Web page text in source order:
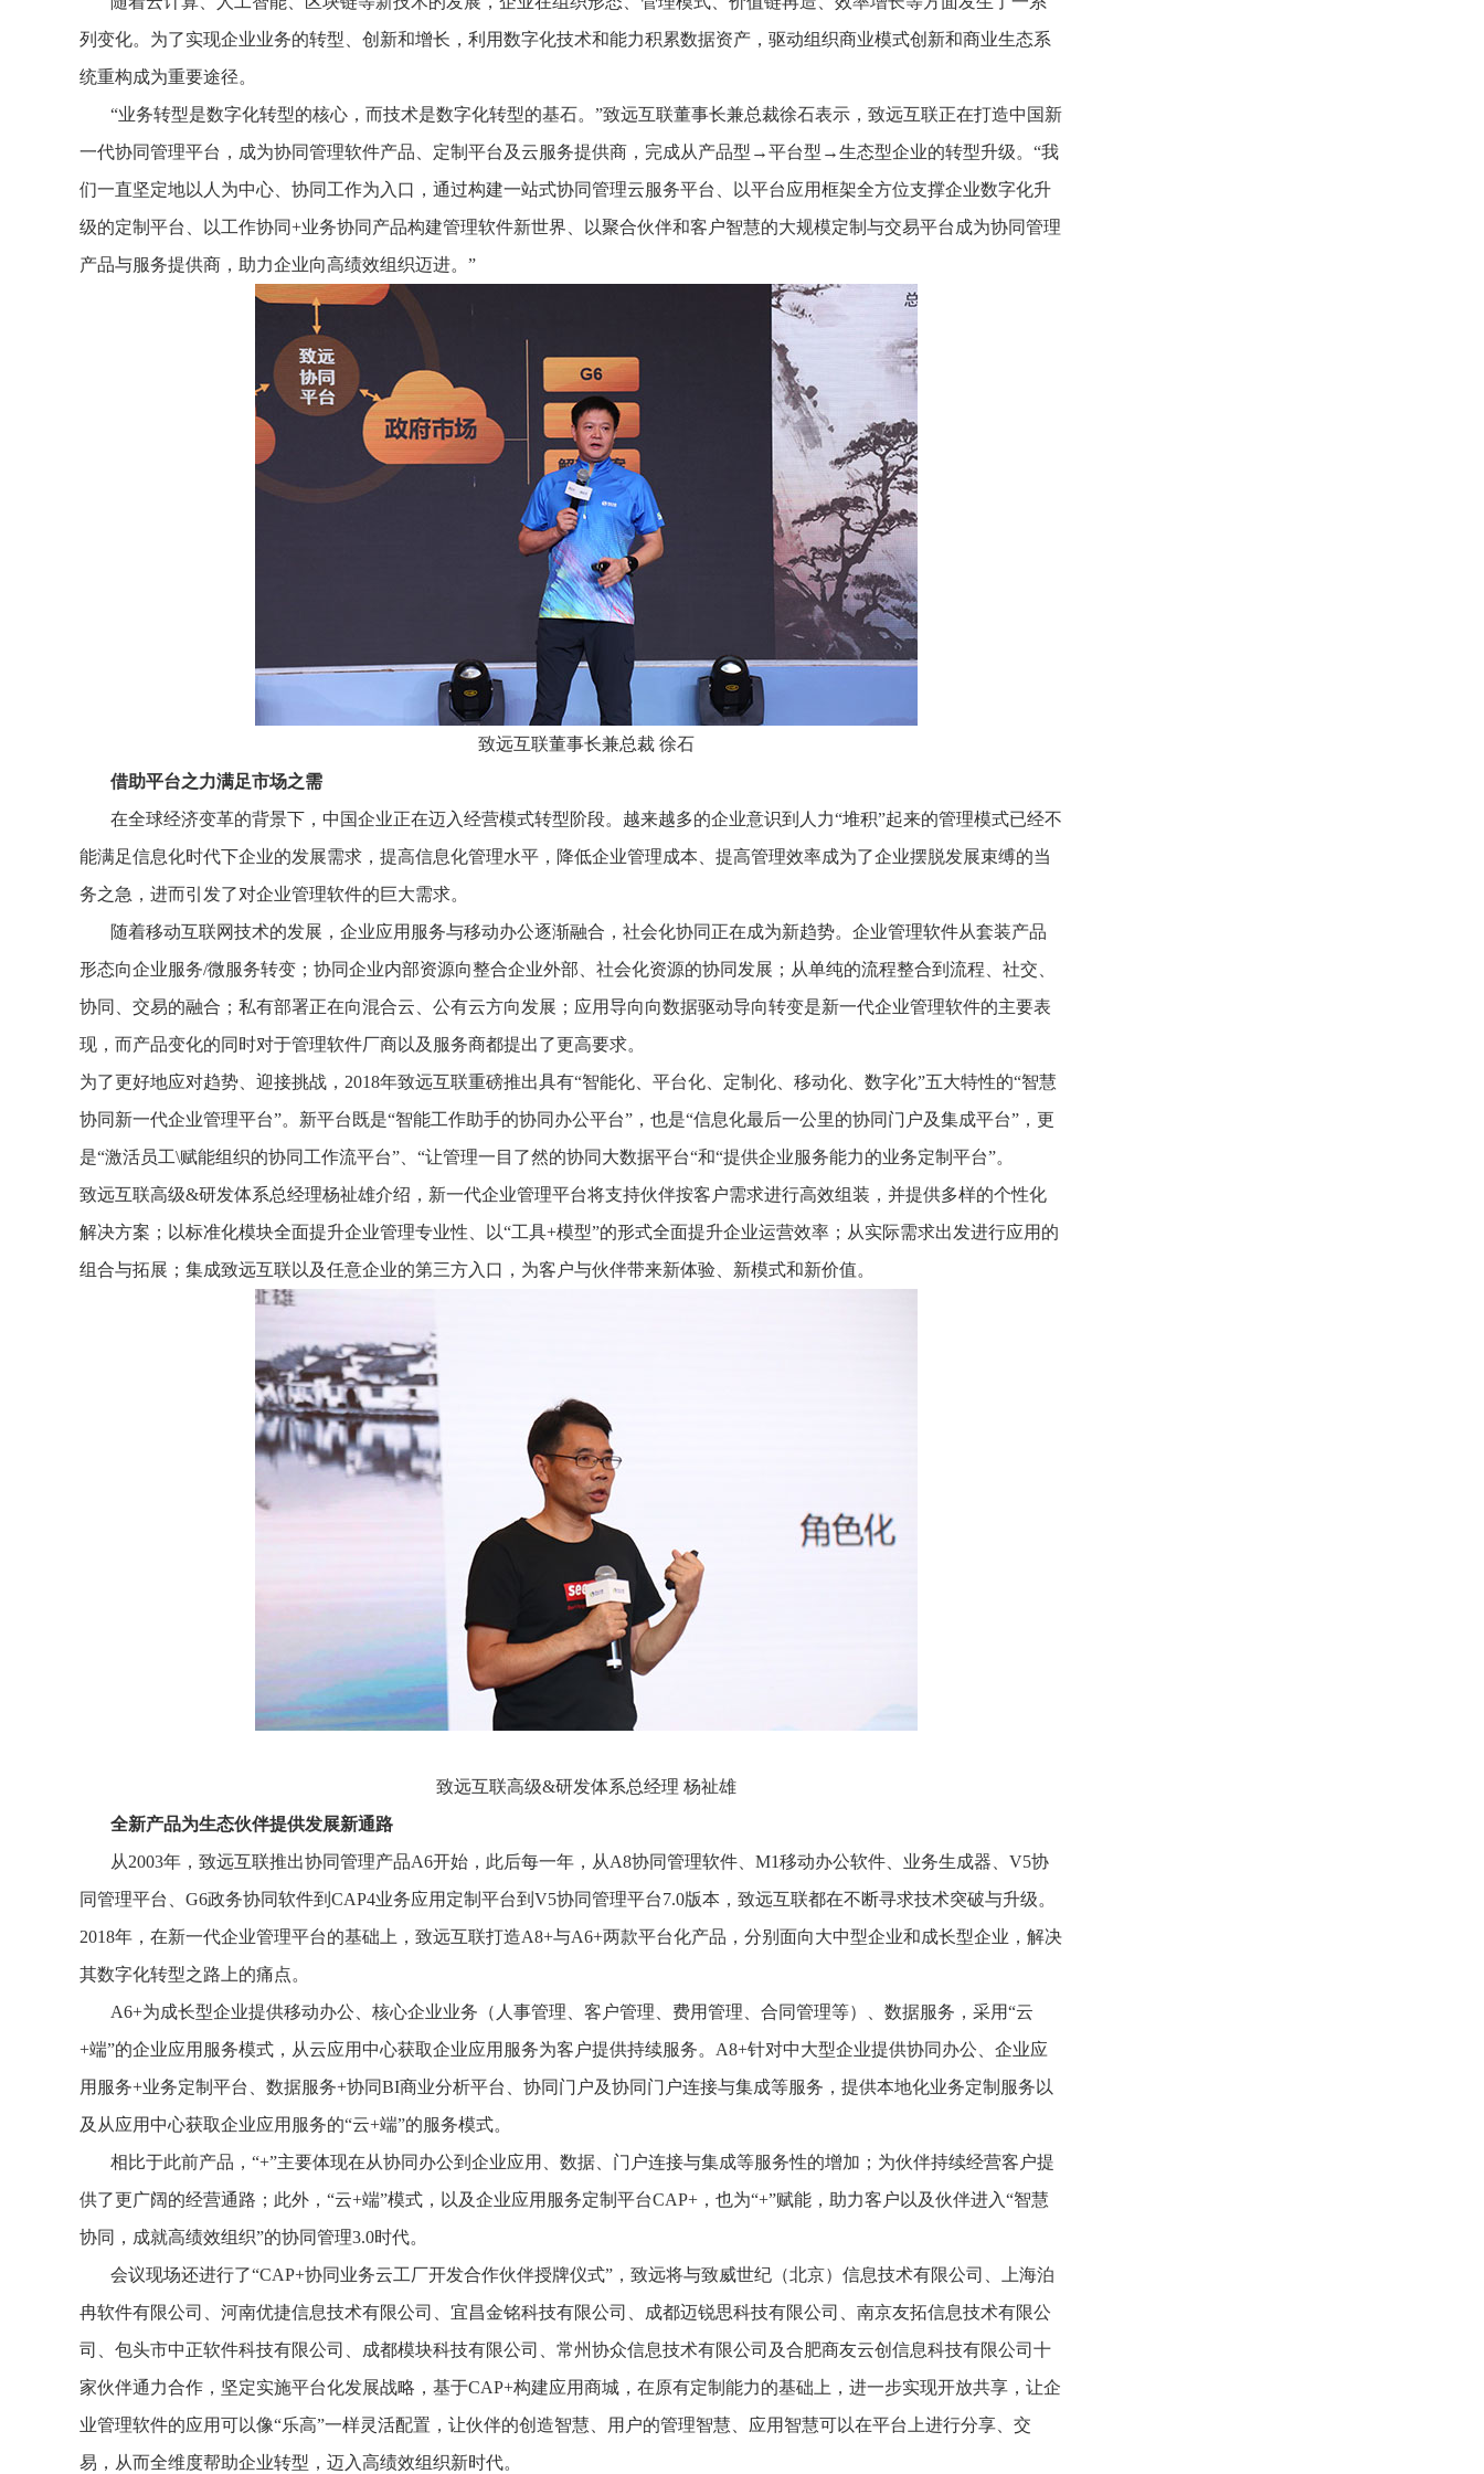
列变化。为了实现企业业务的转型、创新和增长，利用数字化技术和能力积累数据资产，驱动组织商业模式创新和商业生态系
统重构成为重要途径。
“业务转型是数字化转型的核心，而技术是数字化转型的基石。”致远互联董事长兼总裁徐石表示，致远互联正在打造中国新
一代协同管理平台，成为协同管理软件产品、定制平台及云服务提供商，完成从产品型→平台型→生态型企业的转型升级。“我
们一直坚定地以人为中心、协同工作为入口，通过构建一站式协同管理云服务平台、以平台应用框架全方位支撑企业数字化升
级的定制平台、以工作协同+业务协同产品构建管理软件新世界、以聚合伙伴和客户智慧的大规模定制与交易平台成为协同管理
产品与服务提供商，助力企业向高绩效组织迈进。”
致远互联董事长兼总裁 徐石
借助平台之力满足市场之需
在全球经济变革的背景下，中国企业正在迈入经营模式转型阶段。越来越多的企业意识到人力“堆积”起来的管理模式已经不
能满足信息化时代下企业的发展需求，提高信息化管理水平，降低企业管理成本、提高管理效率成为了企业摆脱发展束缚的当
务之急，进而引发了对企业管理软件的巨大需求。
随着移动互联网技术的发展，企业应用服务与移动办公逐渐融合，社会化协同正在成为新趋势。企业管理软件从套装产品
形态向企业服务/微服务转变；协同企业内部资源向整合企业外部、社会化资源的协同发展；从单纯的流程整合到流程、社交、
协同、交易的融合；私有部署正在向混合云、公有云方向发展；应用导向向数据驱动导向转变是新一代企业管理软件的主要表
现，而产品变化的同时对于管理软件厂商以及服务商都提出了更高要求。
为了更好地应对趋势、迎接挑战，2018年致远互联重磅推出具有“智能化、平台化、定制化、移动化、数字化”五大特性的“智慧
协同新一代企业管理平台”。新平台既是“智能工作助手的协同办公平台”，也是“信息化最后一公里的协同门户及集成平台”，更
是“激活员工\赋能组织的协同工作流平台”、“让管理一目了然的协同大数据平台“和“提供企业服务能力的业务定制平台”。
致远互联高级&研发体系总经理杨祉雄介绍，新一代企业管理平台将支持伙伴按客户需求进行高效组装，并提供多样的个性化
解决方案；以标准化模块全面提升企业管理专业性、以“工具+模型”的形式全面提升企业运营效率；从实际需求出发进行应用的
组合与拓展；集成致远互联以及任意企业的第三方入口，为客户与伙伴带来新体验、新模式和新价值。
致远互联高级&研发体系总经理 杨祉雄
全新产品为生态伙伴提供发展新通路
从2003年，致远互联推出协同管理产品A6开始，此后每一年，从A8协同管理软件、M1移动办公软件、业务生成器、V5协
同管理平台、G6政务协同软件到CAP4业务应用定制平台到V5协同管理平台7.0版本，致远互联都在不断寻求技术突破与升级。
2018年，在新一代企业管理平台的基础上，致远互联打造A8+与A6+两款平台化产品，分别面向大中型企业和成长型企业，解决
其数字化转型之路上的痛点。
A6+为成长型企业提供移动办公、核心企业业务（人事管理、客户管理、费用管理、合同管理等）、数据服务，采用“云
+端”的企业应用服务模式，从云应用中心获取企业应用服务为客户提供持续服务。A8+针对中大型企业提供协同办公、企业应
用服务+业务定制平台、数据服务+协同BI商业分析平台、协同门户及协同门户连接与集成等服务，提供本地化业务定制服务以
及从应用中心获取企业应用服务的“云+端”的服务模式。
相比于此前产品，“+”主要体现在从协同办公到企业应用、数据、门户连接与集成等服务性的增加；为伙伴持续经营客户提
供了更广阔的经营通路；此外，“云+端”模式，以及企业应用服务定制平台CAP+，也为“+”赋能，助力客户以及伙伴进入“智慧
协同，成就高绩效组织”的协同管理3.0时代。
会议现场还进行了“CAP+协同业务云工厂开发合作伙伴授牌仪式”，致远将与致威世纪（北京）信息技术有限公司、上海泊
冉软件有限公司、河南优捷信息技术有限公司、宜昌金铭科技有限公司、成都迈锐思科技有限公司、南京友拓信息技术有限公
司、包头市中正软件科技有限公司、成都模块科技有限公司、常州协众信息技术有限公司及合肥商友云创信息科技有限公司十
家伙伴通力合作，坚定实施平台化发展战略，基于CAP+构建应用商城，在原有定制能力的基础上，进一步实现开放共享，让企
业管理软件的应用可以像“乐高”一样灵活配置，让伙伴的创造智慧、用户的管理智慧、应用智慧可以在平台上进行分享、交
易，从而全维度帮助企业转型，迈入高绩效组织新时代。